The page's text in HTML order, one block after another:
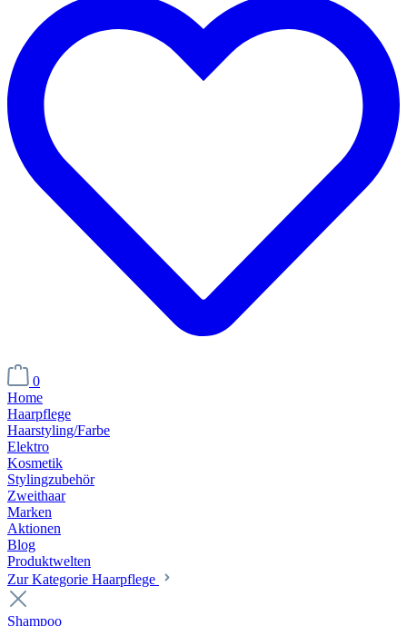
0
Home
Haarpflege
Haarstyling/Farbe
Elektro
Kosmetik
Stylingzubehör
Zweithaar
Marken
Aktionen
Blog
Produktwelten
Zur Kategorie Haarpflege
Shampoo